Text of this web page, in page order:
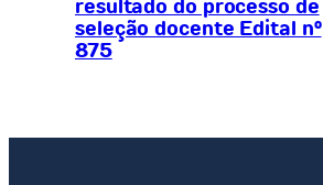
resultado do processo de
seleção docente Edital nº
875